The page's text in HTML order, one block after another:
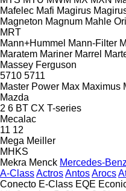
Mafelec Mafi Magirus
Magneton Magnum Mahle
MRT
Mann+Hummel Mann-Filter
Maratem Mariner Marrel
Massey Ferguson
5710 5711
Master Power Max Maximus
Mazda
2 6 BT CX T-series
Mecalac
11 12
Mega Meiller
MHKS
Mekra Menck Mercedes-Benz
A-ClassActrosAntosArocs
Conecto E-Class EQE